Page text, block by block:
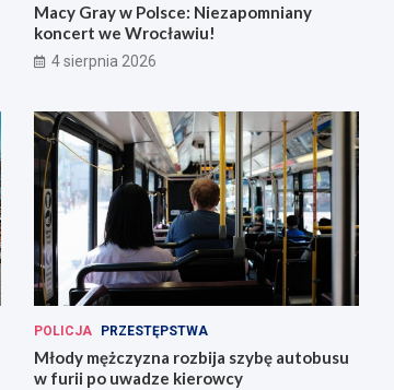
Macy Gray w Polsce: Niezapomniany
koncert we Wrocławiu!
4 sierpnia 2026
POLICJA PRZESTĘPSTWA
Młody mężczyzna rozbija szybę autobusu
w furii po uwadze kierowcy